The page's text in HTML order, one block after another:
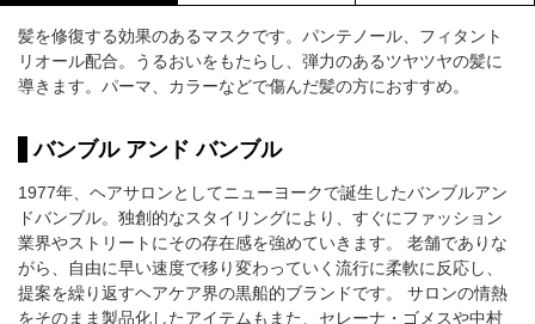
髪を修復する効果のあるマスクです。パンテノール、フィタント
リオール配合。うるおいをもたらし、弾力のあるツヤツヤの髪に
導きます。パーマ、カラーなどで傷んだ髪の方におすすめ。
バンブル アンド バンブル
1977年、ヘアサロンとしてニューヨークで誕生したバンブルアン
ドバンブル。独創的なスタイリングにより、すぐにファッション
業界やストリートにその存在感を強めていきます。 老舗でありな
がら、自由に早い速度で移り変わっていく流行に柔軟に反応し、
提案を繰り返すヘアケア界の黒船的ブランドです。 サロンの情熱
をそのまま製品化したアイテムもまた、セレーナ・ゴメスや中村